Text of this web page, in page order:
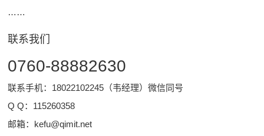
……
联系我们
0760-88882630
联系手机：18022102245（韦经理）微信同号
Q Q： 115260358
邮箱： kefu@qimit.net